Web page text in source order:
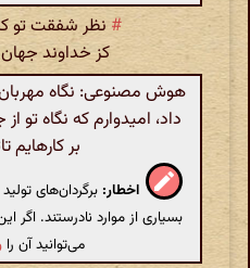
#نظر شفقت تو
کز خداوند جهان
هوش مصنوعی: نگاه مهربان
داد، امیدوارم که نگاه تو
بر کارهایم
اخطار: برگردان‌های
بسیاری از موارد نادرستند.
می‌توانید آن را